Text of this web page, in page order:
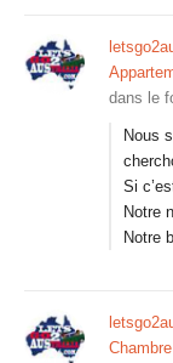
dans le
Nous
Si
Notre
Notre